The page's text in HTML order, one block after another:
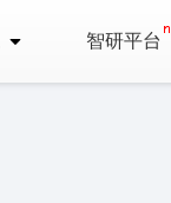
智研平台